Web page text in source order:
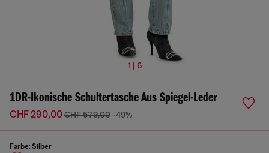
1 | 6
1DR-Ikonische Schultertasche Aus Spiegel-Leder
CHF 290,00CHF 579,00 -49%
Farbe: Silber